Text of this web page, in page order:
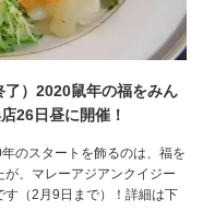
）2020鼠年の福をみん
26日昼に開催！
のスタートを飾るのは、福を
、マレーアジアンクイジー
す（2月9日まで）！詳細は下